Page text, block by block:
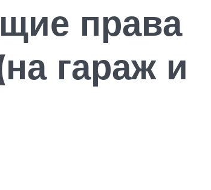
права
гараж и